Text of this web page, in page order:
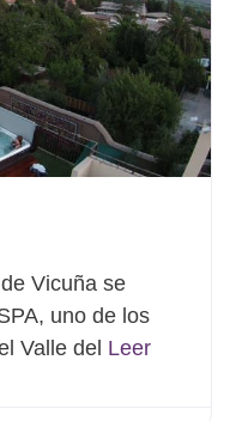
Vicuña se
uno de los
Valle del Leer